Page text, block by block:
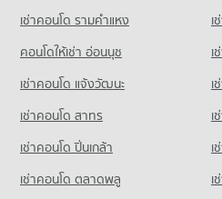
มีคอนโดให้เช่า 14,262 ประกาศ
ขายคอนโด รร.พณิชยการสันติราษฎร์
มีคอนโดขาย 6,080 ประกาศ
520 โครงการ
คอนโดให้เช่า รร.สตรีวรนาถบางเขน
คอนโด บิ๊กซี สะพานควาย
312 โครงการ
คอนโดให้เช่า บิ๊กซี สะพานควาย
มีคอนโดให้เช่า 10,022 ประกาศ
ขายคอนโด บิ๊กซี สะพานควาย
มีคอนโดขาย 4,212 ประกาศ
คอนโด บิ๊กซี เอ็กซ์ตร้า รัชดาภิเษก
ขายคอนโด ถนนวิภาวดีรังสิต
มีคอนโดขาย 6,915 ประกาศ
คอนโด ถนนพหลโยธิน
700 โครงการ
คอนโดให้เช่า ถนนพหลโยธิน
มีคอนโดขาย 7,591 ประกาศ
คอนโดให้เช่า รพ.ทหารผ่านศึก
มีคอนโดให้เช่า 29,733 ประกาศ
ขายคอนโด รพ.ทหารผ่านศึก
มีคอนโดขาย 10,364 ประกาศ
เช่าคอนโด รามคําแหง
เ
คอนโดให้เช่า อ่อนนุช
เ
เช่าคอนโด แจ้งวัฒนะ
เ
เช่าคอนโด สาทร
เช่าคอนโด ปิ่นเกล้า
เ
เช่าคอนโด ตลาดพลู
เ